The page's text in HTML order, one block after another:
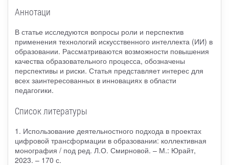
Аннотаци
В статье исследуются вопросы роли и перспектив
применения технологий искусственного интеллекта (ИИ) в
образовании. Рассматриваются возможности повышения
качества образовательного процесса, обозначены
перспективы и риски. Статья представляет интерес для
всех заинтересованных в инновациях в области
педагогики.
Список литературы
1. Использование деятельностного подхода в проектах
цифровой трансформации в образовании: коллективная
монография / под ред. Л.О. Смирновой. – М.: Юрайт,
2023. – 170 с.